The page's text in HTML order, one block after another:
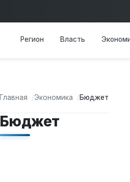
Основная навигация
Регион Власть
Главная Экономика Бюджет
Бюджет